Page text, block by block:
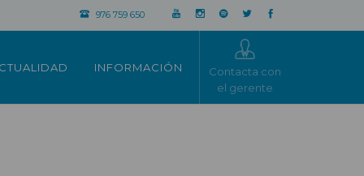
976 759 650
INFORMACIÓN
Contacta con
el gerente